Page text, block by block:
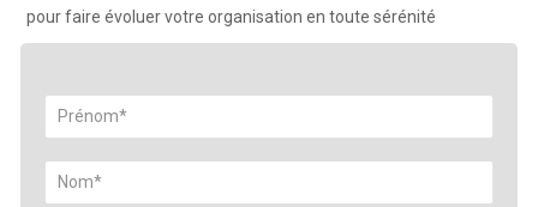
pour faire évoluer votre organisation en toute sérénité